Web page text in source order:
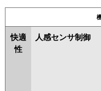
ca
パナソニック PA-
快適
性
人感センサ制御